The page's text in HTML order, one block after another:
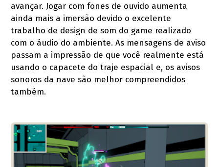
avançar. Jogar com fones de ouvido aumenta
ainda mais a imersão devido o excelente
trabalho de design de som do game realizado
com o áudio do ambiente. As mensagens de aviso
passam a impressão de que você realmente está
usando o capacete do traje espacial e, os avisos
sonoros da nave são melhor compreendidos
também.